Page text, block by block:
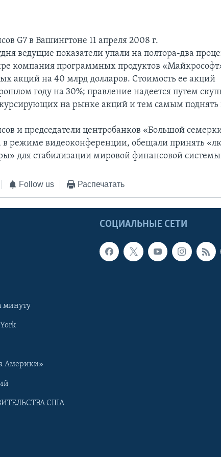
G7 в Вашингтоне 11 апреля 2008 г.
ведущие показатели упали на полтора-два
компания программных продуктов
акций на 40 млрд долларов. Стоимость ее акций
году на 30%; правление надеется путем
на рынке акций и тем самым поднять
и председатели центробанков «Большой
в режиме видеоконференции, обещали принять
для стабилизации мировой финансовой
Follow us Распечатать
СОЦИАЛЬНЫЕ СЕТИ
минуту
Америки»
США